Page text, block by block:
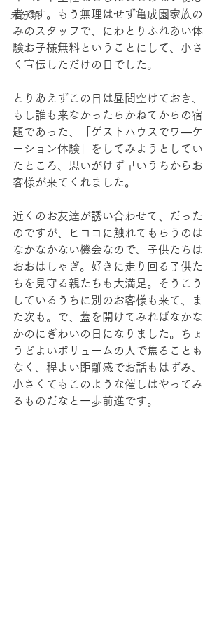
未分類
者です。もう無理はせず亀成園家族の
みのスタッフで、にわとりふれあい体
験お子様無料ということにして、小さ
く宣伝しただけの日でした。
とりあえずこの日は昼間空けておき、
もし誰も来なかったらかねてからの宿
題であった、「ゲストハウスでワ―ケ
ーション体験」をしてみようとしてい
たところ、思いがけず早いうちからお
客様が来てくれました。
近くのお友達が誘い合わせて、だった
のですが、ヒヨコに触れてもらうのは
なかなかない機会なので、子供たちは
おおはしゃぎ。好きに走り回る子供た
ちを見守る親たちも大満足。そうこう
しているうちに別のお客様も来て、ま
た次も。で、蓋を開けてみればなかな
かのにぎわいの日になりました。ちょ
うどよいボリュームの人で焦ることも
なく、程よい距離感でお話もはずみ、
小さくてもこのような催しはやってみ
るものだなと一歩前進です。